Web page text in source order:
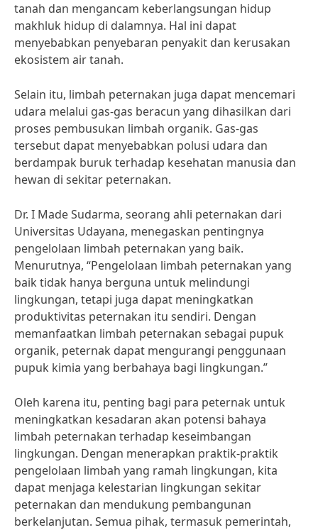
tanah dan mengancam keberlangsungan hidup
makhluk hidup di dalamnya. Hal ini dapat
menyebabkan penyebaran penyakit dan kerusakan
ekosistem air tanah.
Selain itu, limbah peternakan juga dapat mencemari
udara melalui gas-gas beracun yang dihasilkan dari
proses pembusukan limbah organik. Gas-gas
tersebut dapat menyebabkan polusi udara dan
berdampak buruk terhadap kesehatan manusia dan
hewan di sekitar peternakan.
Dr. I Made Sudarma, seorang ahli peternakan dari
Universitas Udayana, menegaskan pentingnya
pengelolaan limbah peternakan yang baik.
Menurutnya, “Pengelolaan limbah peternakan yang
baik tidak hanya berguna untuk melindungi
lingkungan, tetapi juga dapat meningkatkan
produktivitas peternakan itu sendiri. Dengan
memanfaatkan limbah peternakan sebagai pupuk
organik, peternak dapat mengurangi penggunaan
pupuk kimia yang berbahaya bagi lingkungan.”
Oleh karena itu, penting bagi para peternak untuk
meningkatkan kesadaran akan potensi bahaya
limbah peternakan terhadap keseimbangan
lingkungan. Dengan menerapkan praktik-praktik
pengelolaan limbah yang ramah lingkungan, kita
dapat menjaga kelestarian lingkungan sekitar
peternakan dan mendukung pembangunan
berkelanjutan. Semua pihak, termasuk pemerintah,